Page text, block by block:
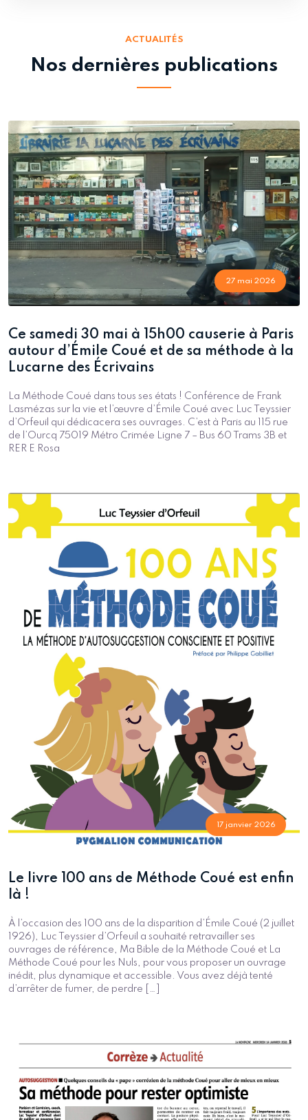
ACTUALITÉS
Nos dernières publications
27 mai 2026
Ce samedi 30 mai à 15h00 causerie à Paris
autour d’Émile Coué et de sa méthode à la
Lucarne des Écrivains
La Méthode Coué dans tous ses états ! Conférence de Frank
Lasmézas sur la vie et l’œuvre d’Émile Coué avec Luc Teyssier
d’Orfeuil qui dédicacera ses ouvrages. C’est à Paris au 115 rue
de l’Ourcq 75019 Métro Crimée Ligne 7 – Bus 60 Trams 3B et
RER E Rosa
17 janvier 2026
Le livre 100 ans de Méthode Coué est enfin
là !
À l’occasion des 100 ans de la disparition d’Émile Coué (2 juillet
1926), Luc Teyssier d’Orfeuil a souhaité retravailler ses
ouvrages de référence, Ma Bible de la Méthode Coué et La
Méthode Coué pour les Nuls, pour vous proposer un ouvrage
inédit, plus dynamique et accessible. Vous avez déjà tenté
d’arrêter de fumer, de perdre […]